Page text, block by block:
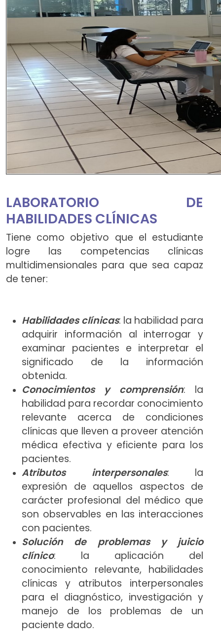
LABORATORIO DE
HABILIDADES CLÍNICAS
Tiene como objetivo que el estudiante
logre las competencias clínicas
multidimensionales para que sea capaz
de tener:
Habilidades clínicas: la habilidad para
adquirir información al interrogar y
examinar pacientes e interpretar el
significado de la información
obtenida.
Conocimientos y comprensión: la
habilidad para recordar conocimiento
relevante acerca de condiciones
clínicas que lleven a proveer atención
médica efectiva y eficiente para los
pacientes.
Atributos interpersonales: la
expresión de aquellos aspectos de
carácter profesional del médico que
son observables en las interacciones
con pacientes.
Solución de problemas y juicio
clínico: la aplicación del
conocimiento relevante, habilidades
clínicas y atributos interpersonales
para el diagnóstico, investigación y
manejo de los problemas de un
paciente dado.